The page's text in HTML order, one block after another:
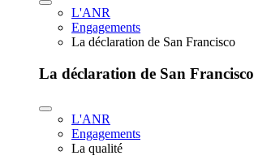
L'ANR
Engagements
La déclaration de San Francisco
La déclaration de San Francisco
L'ANR
Engagements
La qualité